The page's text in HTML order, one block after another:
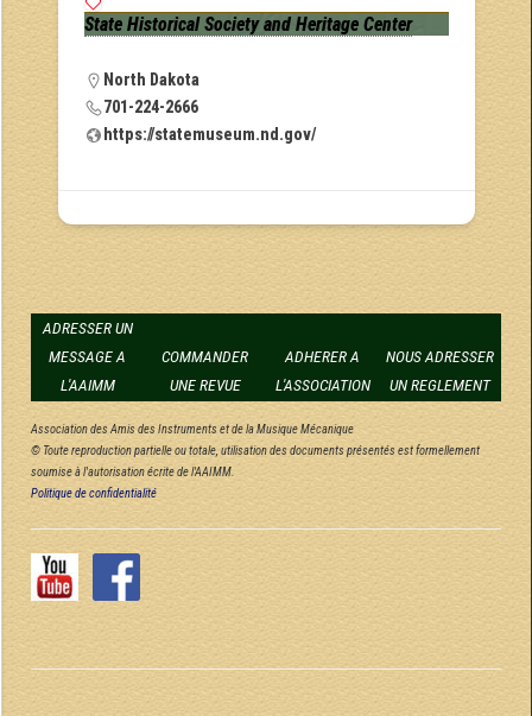
State Historical Society and Heritage Center
North Dakota
701-224-2666
https://statemuseum.nd.gov/
ADRESSER UN
MESSAGE A
L'AAIMM
COMMANDER
UNE REVUE
ADHERER A
L'ASSOCIATION
NOUS ADRESSER
UN REGLEMENT
Association des Amis des Instruments et de la Musique Mécanique
© Toute reproduction partielle ou totale, utilisation des documents présentés est formellement
soumise à l'autorisation écrite de l'AAIMM.
Politique de confidentialité